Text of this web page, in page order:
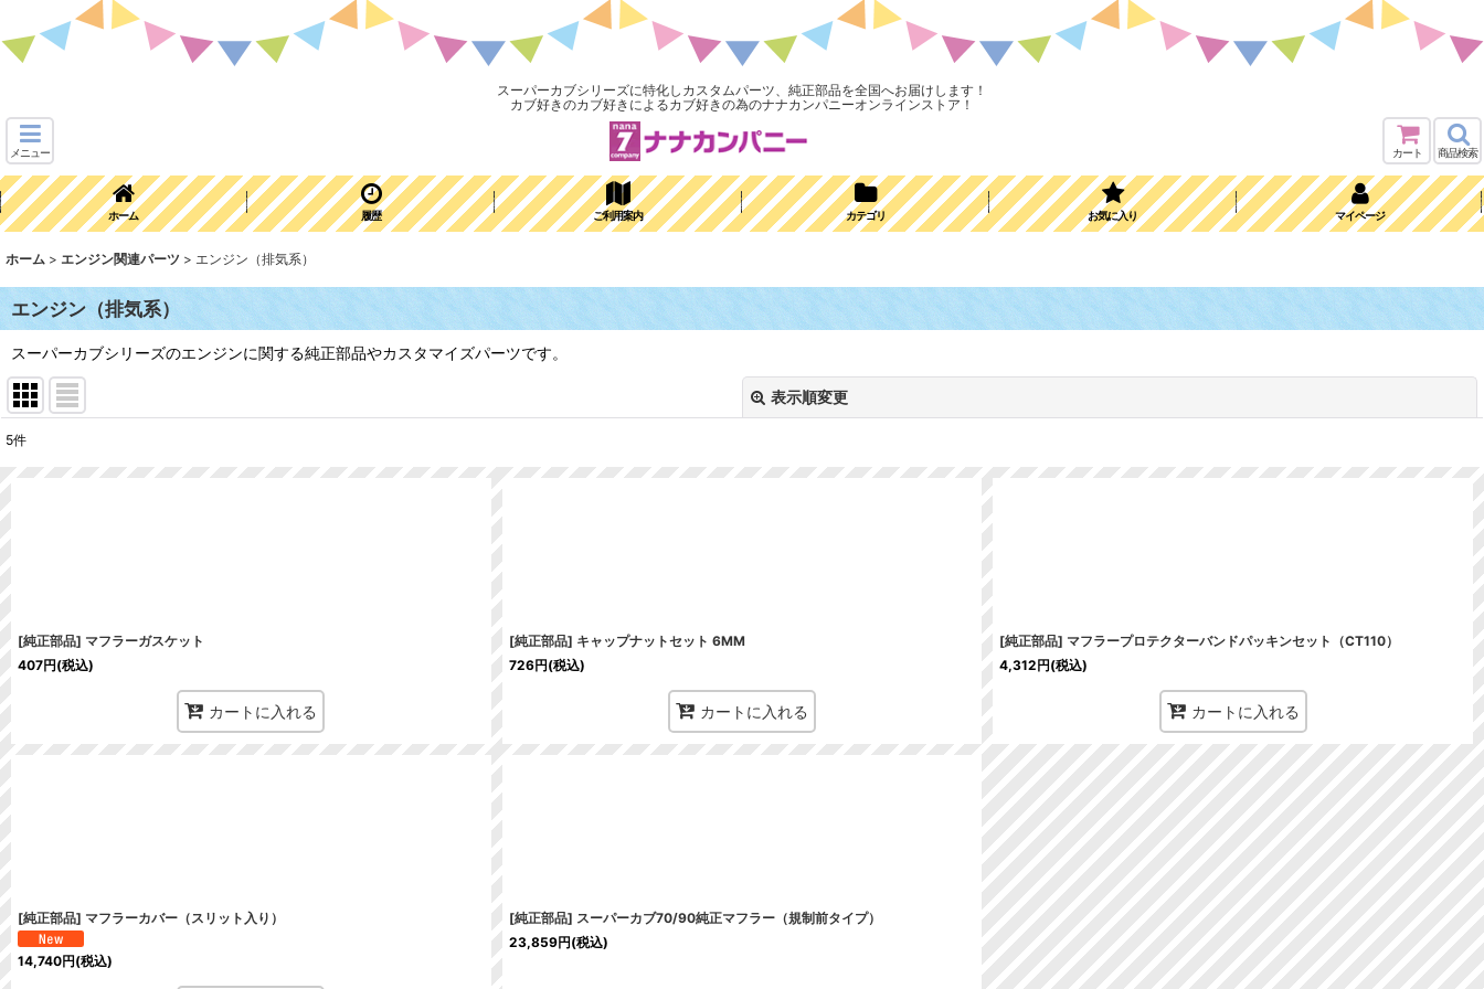
スーパーカブシリーズに特化しカスタムパーツ、純正部品を全国へお届けします！
カブ好きのカブ好きによるカブ好きの為のナナカンパニーオンラインストア！
メニュー カート 商品検索
ホーム 履歴 ご利用案内 カテゴリ お気に入り マイページ
ホーム > エンジン関連パーツ > エンジン（排気系）
エンジン（排気系）
スーパーカブシリーズのエンジンに関する純正部品やカスタマイズパーツです。
表示順変更
5件
[純正部品] マフラーガスケット
407円(税込)
カートに入れる
[純正部品] キャップナットセット 6MM
726円(税込)
カートに入れる
[純正部品] マフラープロテクターバンドパッキンセット（CT110）
4,312円(税込)
カートに入れる
[純正部品] マフラーカバー（スリット入り）
14,740円(税込)
[純正部品] スーパーカブ70/90純正マフラー（規制前タイプ）
23,859円(税込)